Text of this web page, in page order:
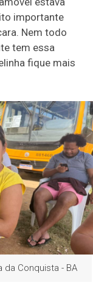
importante
Nem todo
tem essa
fique mais
Conquista - BA